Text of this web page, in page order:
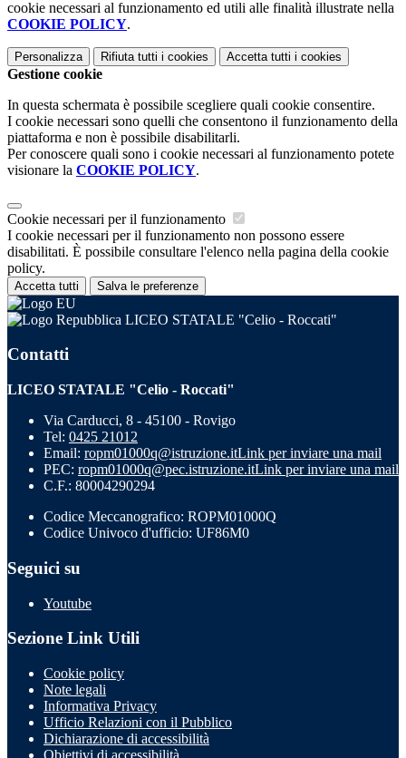
cookie necessari al funzionamento ed utili alle finalità illustrate nella
COOKIE POLICY.
Personalizza Rifiuta tutti i cookies Accetta tutti i cookies
Gestione cookie
In questa schermata è possibile scegliere quali cookie consentire.
I cookie necessari sono quelli che consentono il funzionamento della
piattaforma e non è possibile disabilitarli.
Per conoscere quali sono i cookie necessari al funzionamento potete
visionare la COOKIE POLICY.
Cookie necessari per il funzionamento
I cookie necessari per il funzionamento non possono essere
disabilitati. È possibile consultare l'elenco nella pagina della cookie
policy.
Accetta tutti Salva le preferenze
LICEO STATALE "Celio - Roccati"
Contatti
LICEO STATALE "Celio - Roccati"
Via Carducci, 8 - 45100 - Rovigo
Tel: 0425 21012
Email: ropm01000q@istruzione.itLink per inviare una mail
PEC: ropm01000q@pec.istruzione.itLink per inviare una mail
C.F.: 80004290294
Codice Meccanografico: ROPM01000Q
Codice Univoco d'ufficio: UF86M0
Seguici su
Youtube
Sezione Link Utili
Cookie policy
Note legali
Informativa Privacy
Ufficio Relazioni con il Pubblico
Dichiarazione di accessibilità
Obiettivi di accessibilità